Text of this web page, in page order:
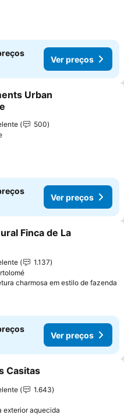
Ver preços
aos favoritos
Urban
500
Ver preços
aos favoritos
Finca de La
1.137
charmosa em estilo de fazenda
Ver preços
aos favoritos
Casitas
1.643
exterior aquecida